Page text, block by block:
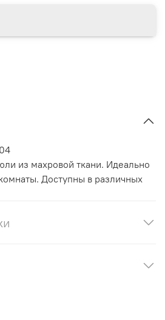
из махровой ткани. Идеально
Доступны в различных